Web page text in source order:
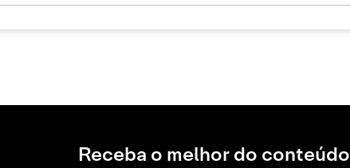
Receba o melhor do conteúdo